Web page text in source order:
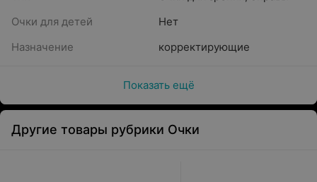
Очки для детей
Нет
Назначение
корректирующие
Показать ещё
Другие товары рубрики Очки